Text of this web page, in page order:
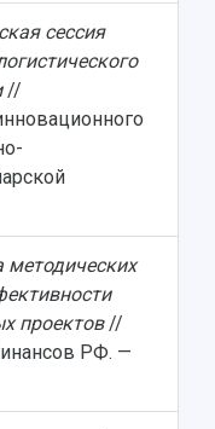
сессия
//
методических
проектов//
РФ. —